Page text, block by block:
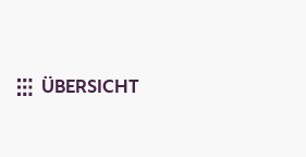
ÜBERSICHT